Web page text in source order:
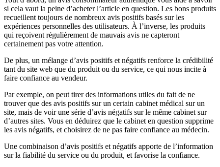
si cela vaut la peine d’acheter l’article en question. Les bons produits
recueillent toujours de nombreux avis positifs basés sur les
expériences personnelles des utilisateurs. À l’inverse, les produits
qui reçoivent régulièrement de mauvais avis ne capteront
certainement pas votre attention.
De plus, un mélange d’avis positifs et négatifs renforce la crédibilité
tant du site web que du produit ou du service, ce qui nous incite à
faire confiance au vendeur.
Par exemple, on peut tirer des informations utiles du fait de ne
trouver que des avis positifs sur un certain cabinet médical sur un
site, mais de voir une série d’avis négatifs sur le même cabinet sur
d’autres sites. Vous en déduirez que le cabinet en question supprime
les avis négatifs, et choisirez de ne pas faire confiance au médecin.
Une combinaison d’avis positifs et négatifs apporte de l’information
sur la fiabilité du service ou du produit, et favorise la confiance.